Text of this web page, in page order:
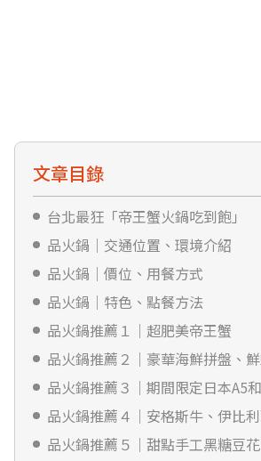
文章目錄
台北最狂「帝王蟹火鍋吃到飽」
品火鍋｜交通位置、環境介紹
品火鍋｜價位、用餐方式
品火鍋｜特色、點餐方法
品火鍋推薦１｜超肥美帝王蟹
品火鍋推薦２｜豪華海鮮拼盤、
品火鍋推薦３｜期間限定日本A5
品火鍋推薦４｜安格斯牛、伊比
品火鍋推薦５｜甜點手工黑糖豆花